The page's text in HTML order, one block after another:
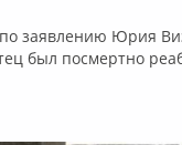
по заявлению Юрия
был посмертно